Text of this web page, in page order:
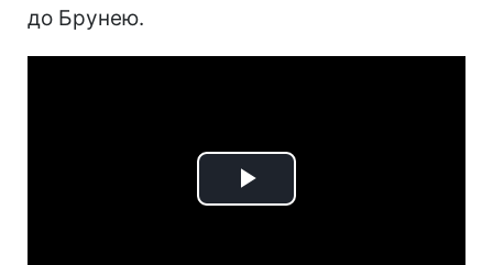
до Брунею.
Play